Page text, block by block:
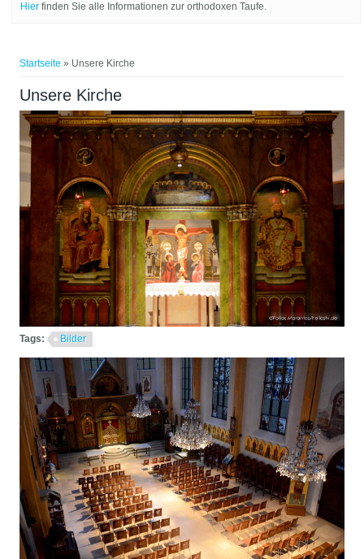
Hier finden Sie alle Informationen zur orthodoxen Taufe.
Startseite » Unsere Kirche
Unsere Kirche
Tags: Bilder